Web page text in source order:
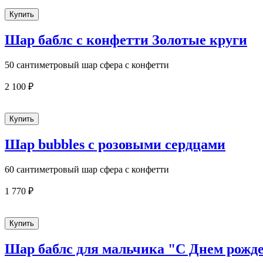
Шар баблс с конфетти Золотые круги
50 сантиметровый шар сфера с конфетти
2 100 ₽
Шар bubbles с розовыми сердцами
60 сантиметровый шар сфера с конфетти
1 770 ₽
Шар баблс для мальчика "С Днем